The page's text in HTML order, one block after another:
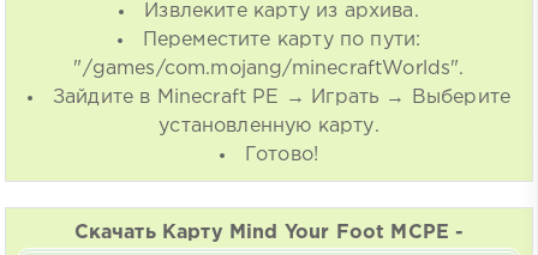
Извлеките карту из архива.
Переместите карту по пути:
"/games/com.mojang/minecraftWorlds".
Зайдите в Minecraft PE → Играть → Выберите
установленную карту.
Готово!
Скачать Карту Mind Your Foot MCPE -